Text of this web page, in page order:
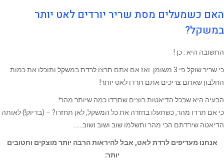
האם כשמעלים מסת שריר יורדים לאט יותר
במשקל?
התשובה היא : כן !
כי שריר שוקל פי 3 משומן. ואז אם אתם תרצו לרדת במשקל ותוכלו את כמות
החלבון שאתם צריכים אתם תרדו לאט יותר!
הבעיה היא שבכל הדיאטות רוצים שתרדו כמה שיותר מהר!
כי אם תרדו מהר, כשתעלו בחזרה את כל המשקל, לאן תחזרו? – (בדיוק!) לאותה
הדיאטה שירדתם הכי מהר ותשלמו שוב ושוב ושוב……
אנחנו מעדיפים לרדת לאט, אבל להיראות הרבה יותר מוצקים וחטובים
יותר: